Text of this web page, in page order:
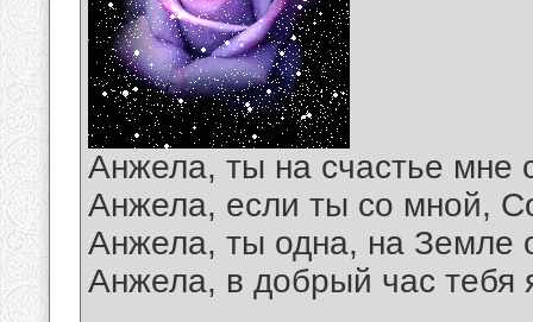
Анжела, ты на счастье мне
Анжела, если ты со мной,
Анжела, ты одна, на Земле
Анжела, в добрый час тебя